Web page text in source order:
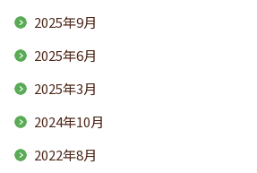
2025年9月
2025年6月
2025年3月
2024年10月
2022年8月